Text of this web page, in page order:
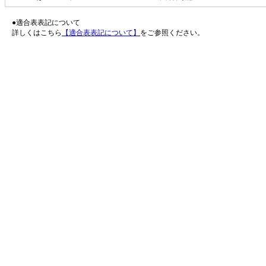
●適合表表記について
詳しくはこちら
【適合表表記について】 をご参照ください。